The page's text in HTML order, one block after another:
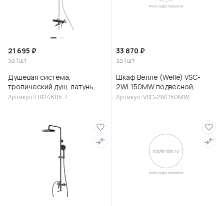
21 695 ₽
за 1 шт
Душевая система,
тропический душ, латунь,
черный/хром, HB24805-7
Артикул: HB24805-7
33 870 ₽
за 1 шт
Шкаф Велле (Welle) VSC-
2WL150MW подвесной,
1500*350*300, Белый
Артикул: VSC-2WL150MW